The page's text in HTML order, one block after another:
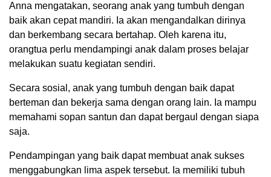
Anna mengatakan, seorang anak yang tumbuh dengan
baik akan cepat mandiri. Ia akan mengandalkan dirinya
dan berkembang secara bertahap. Oleh karena itu,
orangtua perlu mendampingi anak dalam proses belajar
melakukan suatu kegiatan sendiri.
Secara sosial, anak yang tumbuh dengan baik dapat
berteman dan bekerja sama dengan orang lain. Ia mampu
memahami sopan santun dan dapat bergaul dengan siapa
saja.
Pendampingan yang baik dapat membuat anak sukses
menggabungkan lima aspek tersebut. Ia memiliki tubuh